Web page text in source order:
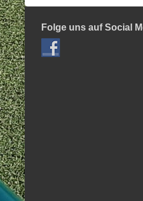
Folge uns auf Social